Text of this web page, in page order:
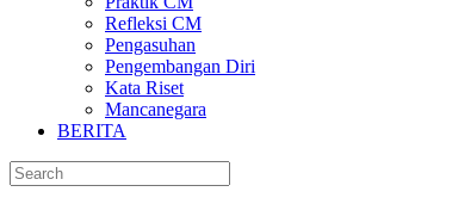
Refleksi CM
Pengasuhan
Pengembangan Diri
Kata Riset
Mancanegara
BERITA